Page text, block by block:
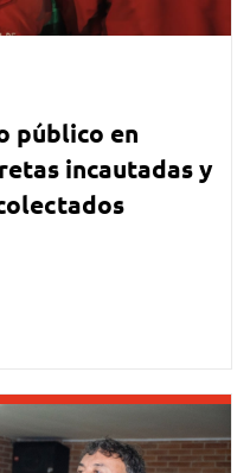
público en
incautadas y